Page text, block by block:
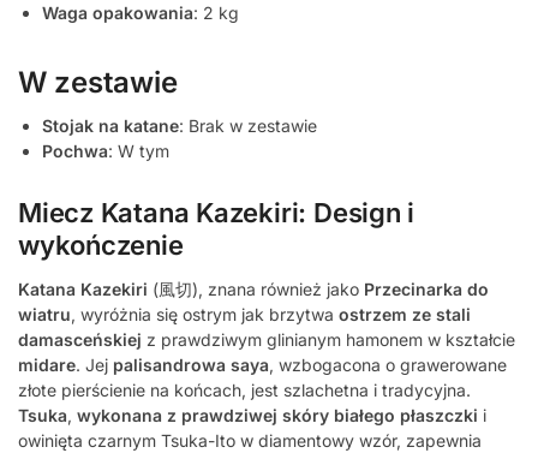
Waga opakowania: 2 kg
W zestawie
Stojak na katane: Brak w zestawie
Pochwa: W tym
Miecz Katana Kazekiri: Design i
wykończenie
Katana Kazekiri (風切), znana również jako Przecinarka do
wiatru, wyróżnia się ostrym jak brzytwa ostrzem ze stali
damasceńskiej z prawdziwym glinianym hamonem w kształcie
midare. Jej palisandrowa saya, wzbogacona o grawerowane
złote pierścienie na końcach, jest szlachetna i tradycyjna.
Tsuka, wykonana z prawdziwej skóry białego płaszczki i
owinięta czarnym Tsuka-Ito w diamentowy wzór, zapewnia